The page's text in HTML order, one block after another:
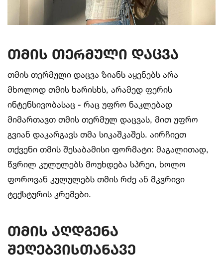
თმის თერმული დაცვა
თმის თერმული დაცვა ზიანს აყენებს არა
მხოლოდ თმის ხარისხს, არამედ ფერის
ინტენსივობასაც - რაც უფრო ნაკლებად
მიმართავთ თმის თერმულ დაცვას, მით უფრო
გვიან დაკარგავს თმა სიკაშკაშეს. აირჩიეთ
თქვენი თმის შესაბამისი ფორმატი: მაგალითად,
წვრილ კულულებს მოუხდება სპრეი, ხოლო
ფოროვან კულულებს თმის რძე ან მკვრივი
ტექსტურის კრემები.
თმის აღდგენა
შეღებვისთანავე